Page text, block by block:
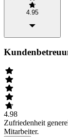
4.95
4.98
Zufriedenheit
Mitarbeiter.